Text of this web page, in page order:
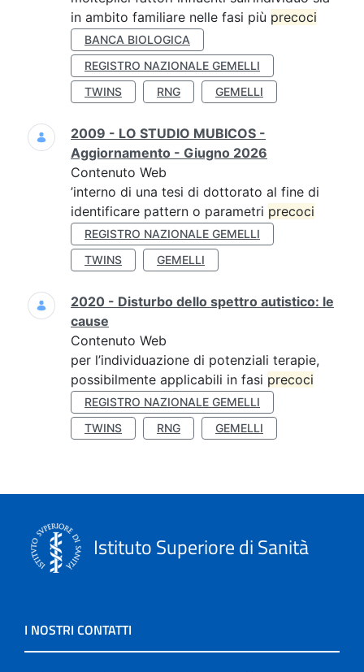
in ambito familiare nelle fasi più precoci
BANCA BIOLOGICA
REGISTRO NAZIONALE GEMELLI
TWINS
RNG GEMELLI
2009 - LO STUDIO MUBICOS -
Aggiornamento - Giugno 2026
Contenuto Web
’interno di una tesi di dottorato al fine di
identificare pattern o parametri precoci
REGISTRO NAZIONALE GEMELLI
TWINS
GEMELLI
2020 - Disturbo dello spettro autistico: le
cause
Contenuto Web
per l’individuazione di potenziali terapie,
possibilmente applicabili in fasi precoci
REGISTRO NAZIONALE GEMELLI
TWINS
RNG GEMELLI
Istituto Superiore di Sanità
I NOSTRI CONTATTI